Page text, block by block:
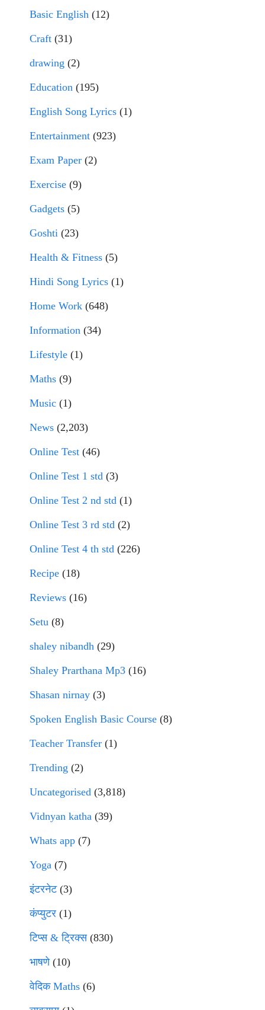
Basic English (12)
Craft (31)
drawing (2)
Education (195)
English Song Lyrics (1)
Entertainment (923)
Exam Paper (2)
Exercise (9)
Gadgets (5)
Goshti (23)
Health & Fitness (5)
Hindi Song Lyrics (1)
Home Work (648)
Information (34)
Lifestyle (1)
Maths (9)
Music (1)
News (2,203)
Online Test (46)
Online Test 1 std (3)
Online Test 2 nd std (1)
Online Test 3 rd std (2)
Online Test 4 th std (226)
Recipe (18)
Reviews (16)
Setu (8)
shaley nibandh (29)
Shaley Prarthana Mp3 (16)
Shasan nirnay (3)
Spoken English Basic Course (8)
Teacher Transfer (1)
Trending (2)
Uncategorised (3,818)
Vidnyan katha (39)
Whats app (7)
Yoga (7)
इंटरनेट(3)
कंप्युटर (1)
टिप्स & ट्रिक्स(830)
भाषणे(10)
वेदिक Maths (6)